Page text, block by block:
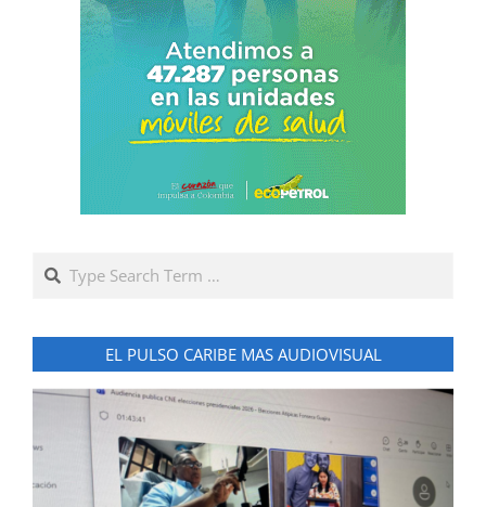
Search
EL PULSO CARIBE MAS AUDIOVISUAL